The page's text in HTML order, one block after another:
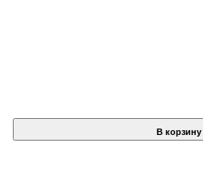
В корзину